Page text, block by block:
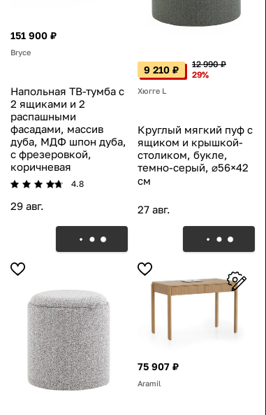
151 900 ₽
Bryce
Напольная ТВ-тумба с
2 ящиками и 2
распашными
фасадами, массив
дуба, МДФ шпон дуба,
с фрезеровкой,
коричневая
4.8
29 авг.
9 210 ₽
12 990 ₽
29%
Хюгге L
Круглый мягкий пуф с
ящиком и крышкой-
столиком, букле,
темно-серый, ⌀56×42
см
27 авг.
75 907 ₽
Aramil